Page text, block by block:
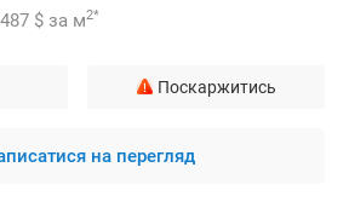
$ за м2*
Поскаржитись
на перегляд